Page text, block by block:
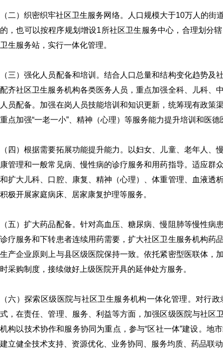
（二）织密织牢社区卫生服务网络。人口规模大于10万人的
的，也可以按程序规划增设1所社区卫生服务中心，合理划分
卫生服务站，实行一体化管理。
（三）强化人员配备和培训。结合人口总量和结构变化趋势
配齐社区卫生服务机构各类医务人员，重点加强全科、儿科、
人员配备。加强在岗人员技能培训和知识更新，统筹现有政
重点加强“一老一小”、精神（心理）等服务能力提升培训和医
（四）根据需要拓展功能提升能力。以妇女、儿童、老年人
康管理和一般常见病、慢性病的诊疗服务和用药指导。适应
和扩大儿科、口腔、康复、精神（心理）、体重管理、血液透
积极开展家庭病床、居家康复护理等服务。
（五）扩大药品配备。针对高血压、糖尿病、慢阻肺等慢性
诊疗服务和下转患者连续用药需要，扩大社区卫生服务机构药
生产企业原则上与县区级医院保持一致。依托紧密型医联体，
时采购制度，接续做好上级医院开具的延伸处方服务。
（六）探索区级医院与社区卫生服务机构一体化管理。对行
式，在责任、管理、服务、利益等方面，加强区级医院与社区
机构以技术协作和服务协同为重点，参与“区社一体”建设。
建立健全技术支持、资源优化、业务协同、服务均质、药品联